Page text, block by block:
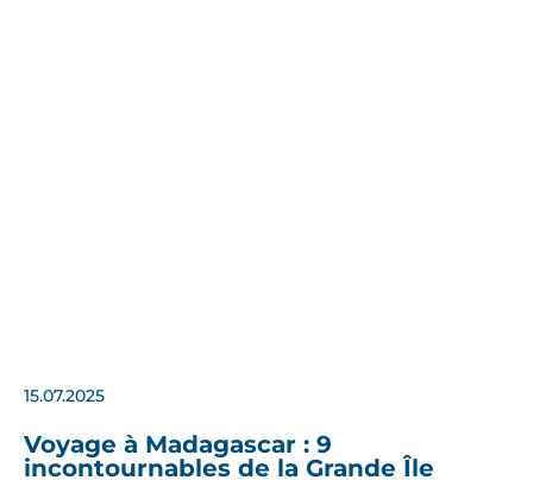
15.07.2025
Voyage à Madagascar : 9
incontournables de la Grande Île